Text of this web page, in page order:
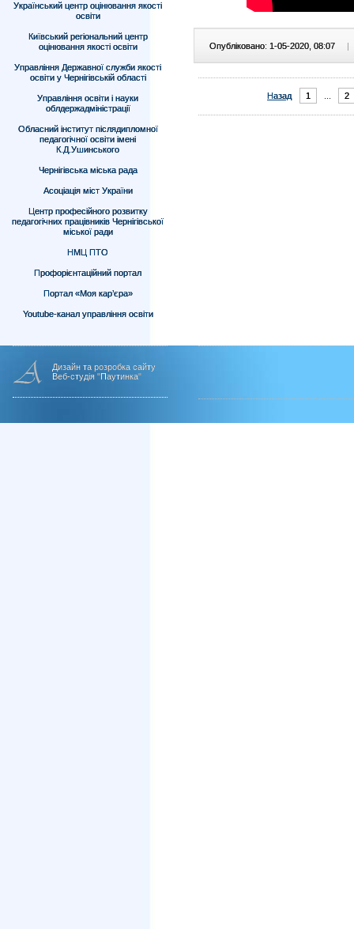
Український центр оцінювання якості
освіти
Київський регіональний центр
оцінювання якості освіти
Управління Державної служби якості
освіти у Чернігівській області
Управління освіти і науки
облдержадміністрації
Обласний інститут післядипломної
педагогічної освіти імені
К.Д.Ушинського
Чернігівська міська рада
Асоціація міст України
Центр професійного розвитку
педагогічних працівників Чернігівської
міської ради
НМЦ ПТО
Профорієнтаційний портал
Портал «Моя кар’єра»
Youtube-канал управління освіти
Опубліковано: 1-05-2020, 08:07 |
Назад 1 2
Дизайн та розробка сайту
Веб-студія "Паутинка"